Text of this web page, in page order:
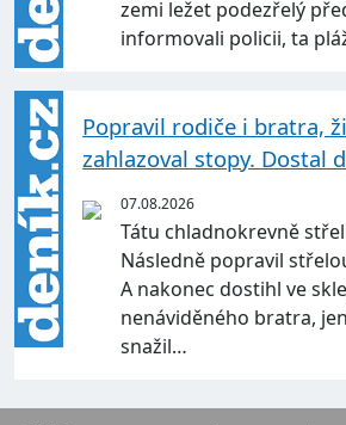
zemi ležet podezřelý
informovali policii, ta
Popravil rodiče i bratra,
zahlazoval stopy. Dostal
07.08.2026
Tátu chladnokrevně
Následně popravil
A nakonec dostihl ve
nenáviděného bratra,
snažil…